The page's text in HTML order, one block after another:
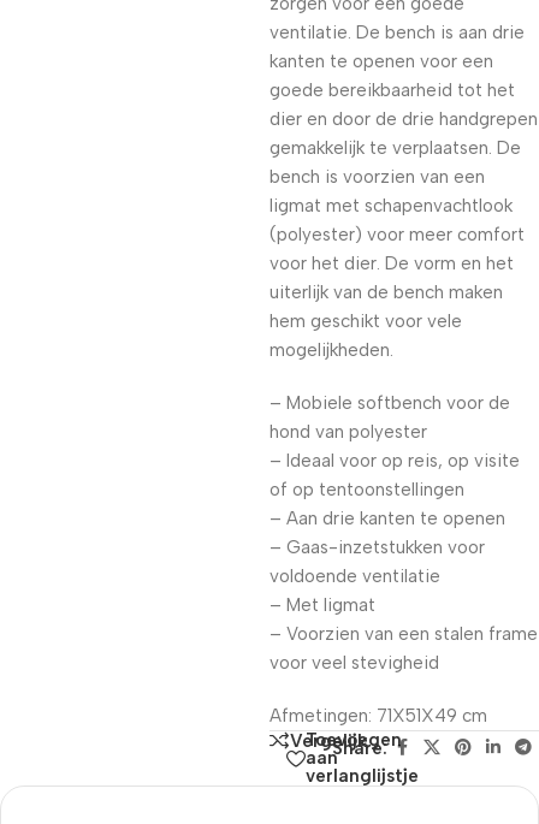
ventilatie. De bench is aan drie
kanten te openen voor een
goede bereikbaarheid tot het
dier en door de drie handgrepen
gemakkelijk te verplaatsen. De
bench is voorzien van een
ligmat met schapenvachtlook
(polyester) voor meer comfort
voor het dier. De vorm en het
uiterlijk van de bench maken
hem geschikt voor vele
mogelijkheden.
– Mobiele softbench voor de
hond van polyester
– Ideaal voor op reis, op visite
of op tentoonstellingen
– Aan drie kanten te openen
– Gaas-inzetstukken voor
voldoende ventilatie
– Met ligmat
– Voorzien van een stalen frame
voor veel stevigheid
Afmetingen: 71X51X49 cm
Vergelijk
Toevoegen
aan
verlanglijstje
Share: